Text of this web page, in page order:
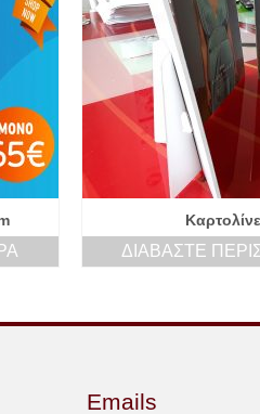
ΔΙΑΒΆΣΤΕ
Emails